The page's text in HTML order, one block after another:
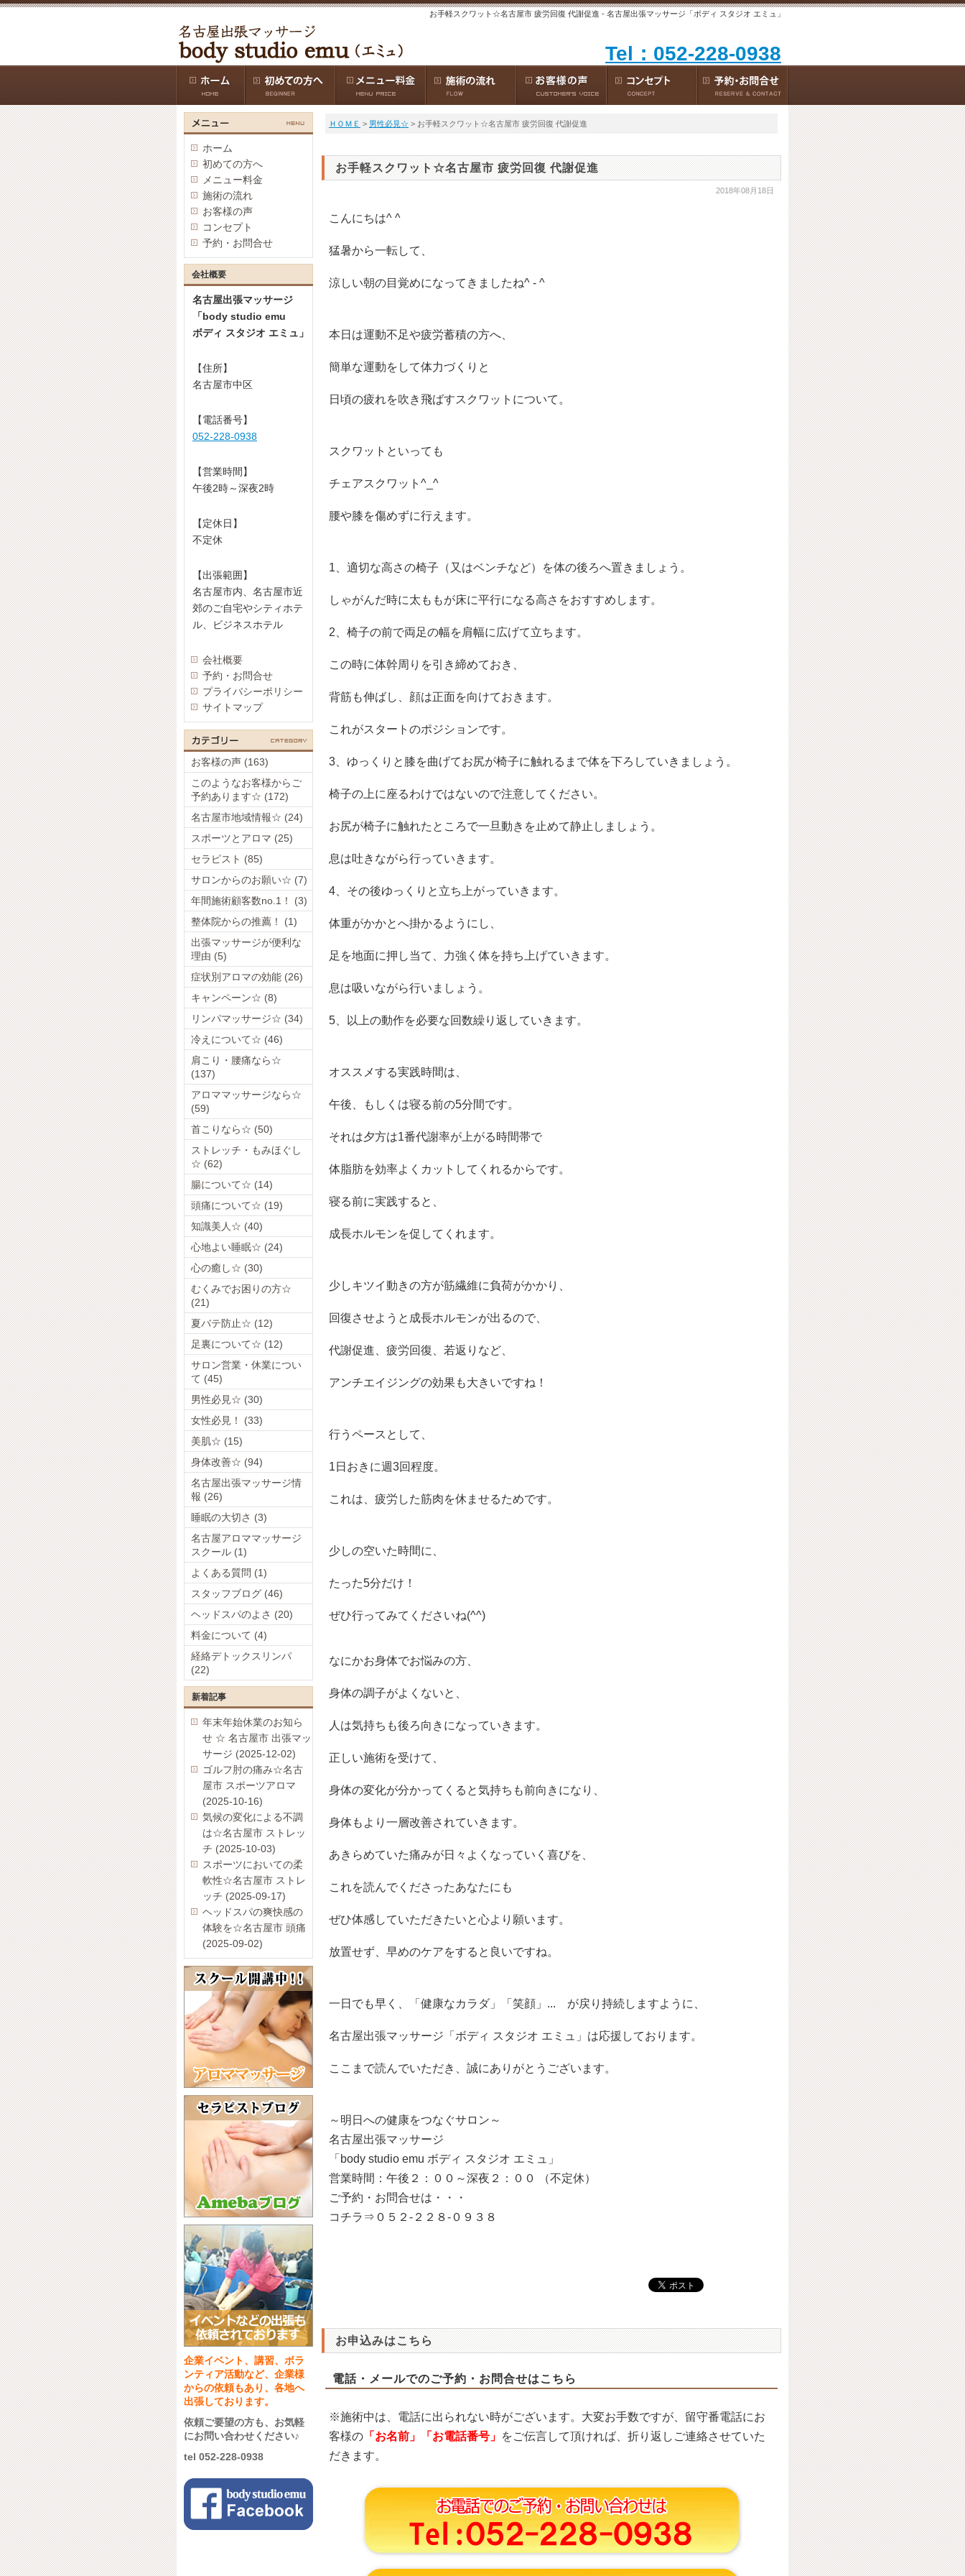
お手軽スクワット☆名古屋市 疲労回復 代謝促進 - 名古屋出張マッサージ「ボディ スタジオ エミュ」
Tel：052-228-0938
ＨＯＭＥ > 男性必見☆ > お手軽スクワット☆名古屋市 疲労回復 代謝促進
お手軽スクワット☆名古屋市 疲労回復 代謝促進
2018年08月18日
こんにちは^ ^
猛暑から一転して、
涼しい朝の目覚めになってきましたね^ - ^
本日は運動不足や疲労蓄積の方へ、
簡単な運動をして体力づくりと
日頃の疲れを吹き飛ばすスクワットについて。
スクワットといっても
チェアスクワット^_^
腰や膝を傷めずに行えます。
1、適切な高さの椅子（又はベンチなど）を体の後ろへ置きましょう。
しゃがんだ時に太ももが床に平行になる高さをおすすめします。
2、椅子の前で両足の幅を肩幅に広げて立ちます。
この時に体幹周りを引き締めておき、
背筋も伸ばし、顔は正面を向けておきます。
これがスタートのポジションです。
3、ゆっくりと膝を曲げてお尻が椅子に触れるまで体を下ろしていきましょう。
椅子の上に座るわけではないので注意してください。
お尻が椅子に触れたところで一旦動きを止めて静止しましょう。
息は吐きながら行っていきます。
4、その後ゆっくりと立ち上がっていきます。
体重がかかとへ掛かるようにし、
足を地面に押し当て、力強く体を持ち上げていきます。
息は吸いながら行いましょう。
5、以上の動作を必要な回数繰り返していきます。
オススメする実践時間は、
午後、もしくは寝る前の5分間です。
それは夕方は1番代謝率が上がる時間帯で
体脂肪を効率よくカットしてくれるからです。
寝る前に実践すると、
成長ホルモンを促してくれます。
少しキツイ動きの方が筋繊維に負荷がかかり、
回復させようと成長ホルモンが出るので、
代謝促進、疲労回復、若返りなど、
アンチエイジングの効果も大きいですね！
行うペースとして、
1日おきに週3回程度。
これは、疲労した筋肉を休ませるためです。
少しの空いた時間に、
たった5分だけ！
ぜひ行ってみてくださいね(^^)
なにかお身体でお悩みの方、
身体の調子がよくないと、
人は気持ちも後ろ向きになっていきます。
正しい施術を受けて、
身体の変化が分かってくると気持ちも前向きになり、
身体もより一層改善されていきます。
あきらめていた痛みが日々よくなっていく喜びを、
これを読んでくださったあなたにも
ぜひ体感していただきたいと心より願います。
放置せず、早めのケアをすると良いですね。
一日でも早く、「健康なカラダ」「笑顔」... が戻り持続しますように、
名古屋出張マッサージ「ボディ スタジオ エミュ」は応援しております。
ここまで読んでいただき、誠にありがとうございます。
～明日への健康をつなぐサロン～
名古屋出張マッサージ
「body studio emu ボディ スタジオ エミュ」
営業時間：午後２：００～深夜２：００ （不定休）
ご予約・お問合せは・・・
コチラ⇒０５２-２２８-０９３８
お申込みはこちら
電話・メールでのご予約・お問合せはこちら
※施術中は、電話に出られない時がございます。大変お手数ですが、留守番電話にお
客様の 「お名前」「お電話番号」 をご伝言して頂ければ、折り返しご連絡させていた
だきます。
ホーム
初めての方へ
メニュー料金
施術の流れ
お客様の声
コンセプト
予約・お問合せ
会社概要
名古屋出張マッサージ
「body studio emu
ボディ スタジオ エミュ」
【住所】
名古屋市中区
【電話番号】
052-228-0938
【営業時間】
午後2時～深夜2時
【定休日】
不定休
【出張範囲】
名古屋市内、名古屋市近
郊のご自宅やシティホテ
ル、ビジネスホテル
会社概要
予約・お問合せ
プライバシーポリシー
サイトマップ
お客様の声 (163)
このようなお客様からご
予約あります☆ (172)
名古屋市地域情報☆ (24)
スポーツとアロマ (25)
セラピスト (85)
サロンからのお願い☆ (7)
年間施術顧客数no.1！ (3)
整体院からの推薦！ (1)
出張マッサージが便利な
理由 (5)
症状別アロマの効能 (26)
キャンペーン☆ (8)
リンパマッサージ☆ (34)
冷えについて☆ (46)
肩こり・腰痛なら☆
(137)
アロママッサージなら☆
(59)
首こりなら☆ (50)
ストレッチ・もみほぐし
☆ (62)
腸について☆ (14)
頭痛について☆ (19)
知識美人☆ (40)
心地よい睡眠☆ (24)
心の癒し☆ (30)
むくみでお困りの方☆
(21)
夏バテ防止☆ (12)
足裏について☆ (12)
サロン営業・休業につい
て (45)
男性必見☆ (30)
女性必見！ (33)
美肌☆ (15)
身体改善☆ (94)
名古屋出張マッサージ情
報 (26)
睡眠の大切さ (3)
名古屋アロママッサージ
スクール (1)
よくある質問 (1)
スタッフブログ (46)
ヘッドスパのよさ (20)
料金について (4)
経絡デトックスリンパ
(22)
新着記事
年末年始休業のお知ら
せ ☆ 名古屋市 出張マッ
サージ (2025-12-02)
ゴルフ肘の痛み☆名古
屋市 スポーツアロマ
(2025-10-16)
気候の変化による不調
は☆名古屋市 ストレッ
チ (2025-10-03)
スポーツにおいての柔
軟性☆名古屋市 ストレ
ッチ (2025-09-17)
ヘッドスパの爽快感の
体験を☆名古屋市 頭痛
(2025-09-02)
企業イベント、講習、ボラ
ンティア活動など、企業様
からの依頼もあり、各地へ
出張しております。
依頼ご要望の方も、お気軽
にお問い合わせください♪
tel 052-228-0938